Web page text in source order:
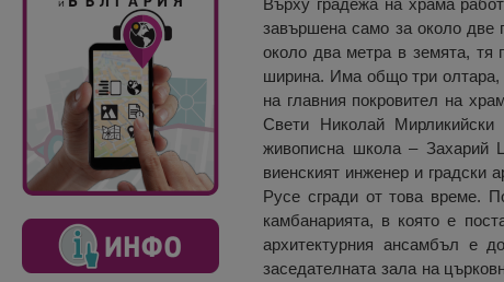
Върху градежа на храма
завършена само за около две
около два метра в земята, тя
ширина. Има общо три олтара,
на главния покровител на
Свети Николай
живописна школа – Захарий
виенският инженер и градски
Русе сгради от това време.
камбанарията, в която е
архитектурния ансамбъл е
заседателната зала на